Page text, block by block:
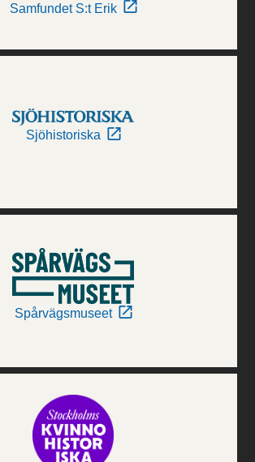
Samfundet S:t Erik
Sjöhistoriska
Spårvägsmuseet